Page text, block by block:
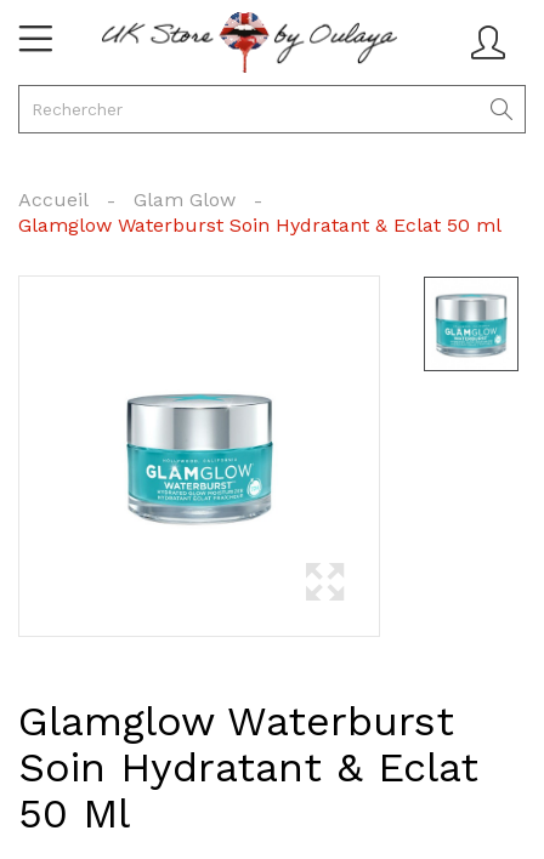
Accueil
Glam Glow
Glamglow Waterburst Soin Hydratant & Eclat 50 ml
Glamglow Waterburst
Soin Hydratant & Eclat
50 Ml